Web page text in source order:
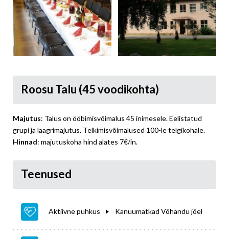
Roosu Talu (45 voodikohta)
Majutus: Talus on ööbimisvõimalus 45 inimesele. Eelistatud
grupi ja laagrimajutus. Telkimisvõimalused 100-le telgikohale.
Hinnad: majutuskoha hind alates 7€/in.
Teenused
Aktiivne puhkus Kanuumatkad Võhandu jõel